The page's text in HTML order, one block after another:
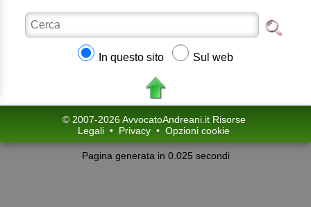
In questo sito Sul web
© 2007-2026 AvvocatoAndreani.it Risorse
Legali • Privacy • Opzioni cookie
Pagina generata in 0.025 secondi